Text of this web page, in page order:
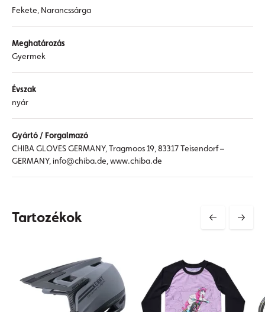
Fekete, Narancssárga
Meghatározás
Gyermek
Évszak
nyár
Gyártó / Forgalmazó
CHIBA GLOVES GERMANY, Tragmoos 19, 83317 Teisendorf –
GERMANY, info@chiba.de, www.chiba.de
Tartozékok